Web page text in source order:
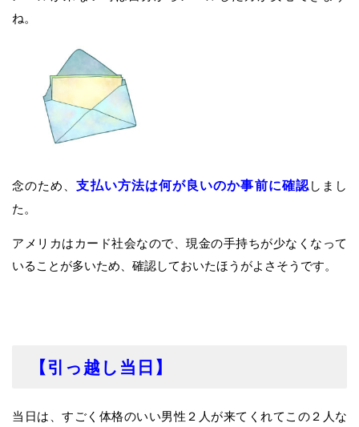
ね。
念のため、支払い方法は何が良いのか事前に確認 しまし
た。
アメリカはカード社会なので、現金の手持ちが少なくなって
いることが多いため、確認しておいたほうがよさそうです。
【引っ越し当日】
当日は、すごく体格のいい男性２人が来てくれてこの２人な